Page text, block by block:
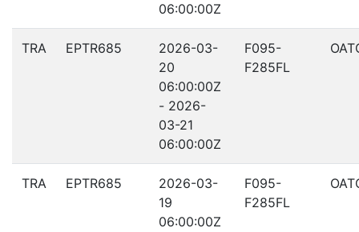
06:00:00Z
TRA EPTR685
2026-03-
20
06:00:00Z
- 2026-
03-21
06:00:00Z
F095-
F285FL
TRA EPTR685
2026-03-
19
06:00:00Z
F095-
F285FL